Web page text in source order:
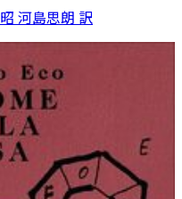
河島思朗 訳